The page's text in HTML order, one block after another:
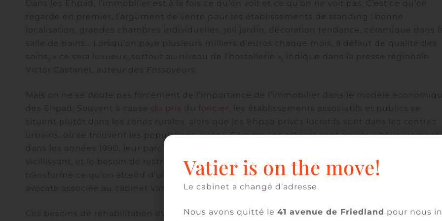
Dans les Ehpad, l’immobilier est à la fois ce qu’on voit et ce qu’on ne voit pas. C’est ce qu’on
regarde en premier, l’argument de vente pour les établissements de standing : bonne
localisation, grandes chambres individuelles, joli jardin, décoration tendance, céramique dans
salle de bains… Lorsqu’on paye plusieurs milliers d’euros chaque mois, à défaut de qualité des
soins, « ce sera luxueux, surtout au niveau de l’hostellerie », indique dans la presse régionale
Victor Castanet, auteur des Fossoyeurs.
Mais on ne se doute pas forcément de l’importance de l’immobilier dans le modèle
des Ehpad. Souvent à cause du prix du foncier, les établissements associatifs et publics se
situent plutôt dans les zones rurales, alors que les Ehpad privés lucratifs sont dans les centres
urbains, où se trouvent les populations aisées. Comme ces acteurs sont arrivés ultérieurement,
dans les années 1990, leur parc immobilier est un peu plus récent, « mais dans sa globalité il est
vieillissant, et le besoin de restructuration est énorme, car les normes ont complètement
transformé ce qu’on attend d’un Ehpad », avec beaucoup plus de soins, explique Delphine
avocate associée au cabinet Vatier et spécialiste du secteur.
Ces besoins de réhabilitation et de construction d’établissements à causedu vieillissement
Vatier is on the move!
Le cabinet a changé d’adresse.
Nous avons quitté le 41 avenue de Friedland pour nous